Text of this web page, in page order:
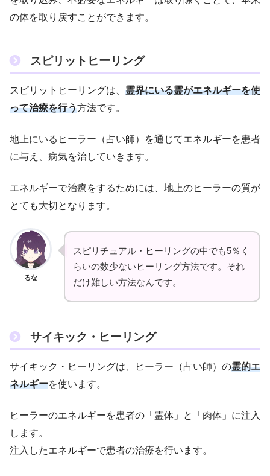
の体を取り戻すことができます。
スピリットヒーリング
スピリットヒーリングは、 霊界にいる霊がエネルギーを使
って治療を行う方法です。
地上にいるヒーラー（占い師）を通じてエネルギーを患者
に与え、病気を治していきます。
エネルギーで治療をするためには、地上のヒーラーの質が
とても大切となります。
るな
スピリチュアル・ヒーリングの中でも5％く
らいの数少ないヒーリング方法です。それ
だけ難しい方法なんです。
サイキック・ヒーリング
サイキック・ヒーリングは、ヒーラー（占い師）の霊的エ
ネルギーを使います。
ヒーラーのエネルギーを患者の「霊体」と「肉体」に注入
します。
注入したエネルギーで患者の治療を行います。